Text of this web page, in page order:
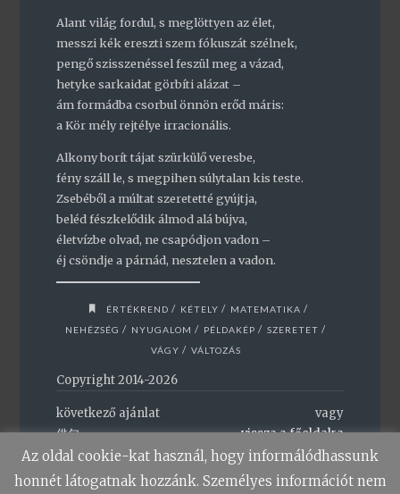
Alant világ fordul, s meglöttyen az élet,
messzi kék ereszti szem fókuszát szélnek,
pengő szisszenéssel feszül meg a vázad,
hetyke sarkaidat görbíti alázat –
ám formádba csorbul önnön erőd máris:
a Kör mély rejtélye irracionális.
Alkony borít tájat szürkülő veresbe,
fény száll le, s megpihen súlytalan kis teste.
Zsebéből a múltat szeretetté gyújtja,
beléd fészkelődik álmod alá bújva,
életvízbe olvad, ne csapódjon vadon –
éj csöndje a párnád, nesztelen a vadon.
ÉRTÉKREND / KÉTELY / MATEMATIKA /
NEHÉZSÉG / NYUGALOM / PÉLDAKÉP / SZERETET /
VÁGY / VÁLTOZÁS
Copyright 2014-2026
következő ajánlat
俳句
vagy
vissza a főoldalra
Az oldal cookie-kat használ, hogy informálódhassunk
honnét látogatnak hozzánk. Személyes információt nem